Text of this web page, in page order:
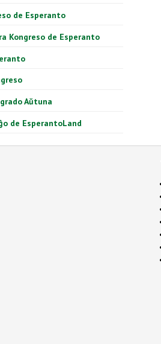
de Esperanto
Kongreso de Esperanto
Aŭtuna
de EsperantoLand